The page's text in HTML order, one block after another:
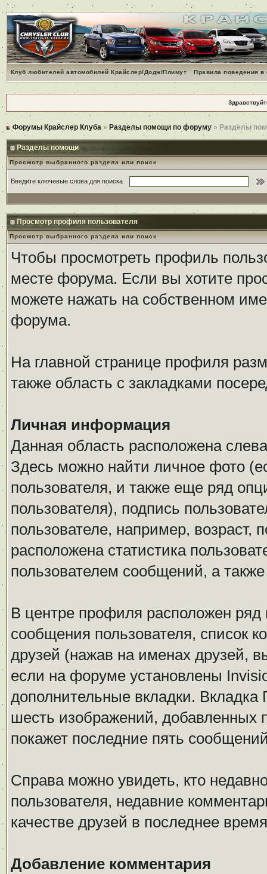
Клуб любителей автомобилей Крайслер/Додж/Плимут Правила поведения
Форумы Крайслер Клуба » Разделы помощи по форуму» Разделы
Разделы помощи
Просмотр выбранного раздела или поиск
Введите ключевые слова для поиска
Просмотр профиля пользователя
Просмотр выбранного раздела или поиск
Чтобы просмотреть профиль
месте форума. Если вы хотите
можете нажать на собственном
форума.
На главной странице профиля
также область с закладками
Личная информация
Данная область расположена
Здесь можно найти личное фото
пользователя, и также еще ряд
пользователя), подпись
пользователе, например, возраст,
расположена статистика
пользователем сообщений, а
В центре профиля расположен
сообщения пользователя, список
друзей (нажав на именах друзей,
если на форуме установлены
дополнительные вкладки. Вкладка
шесть изображений, добавленных
покажет последние пять
Справа можно увидеть, кто
пользователя, недавние
качестве друзей в последнее
Добавление комментария